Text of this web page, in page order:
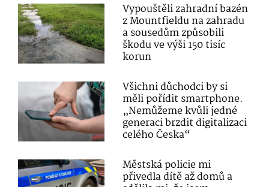
Vypouštěli zahradní bazén
z Mountfieldu na zahradu
a sousedům způsobili
škodu ve výši 150 tisíc
korun
Všichni důchodci by si
měli pořídit smartphone.
„Nemůžeme kvůli jedné
generaci brzdit digitalizaci
celého Česka“
Městská policie mi
přivedla dítě až domů a